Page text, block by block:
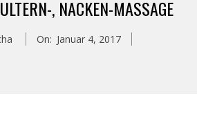
, NACKEN-MASSAGE
On: Januar 4, 2017